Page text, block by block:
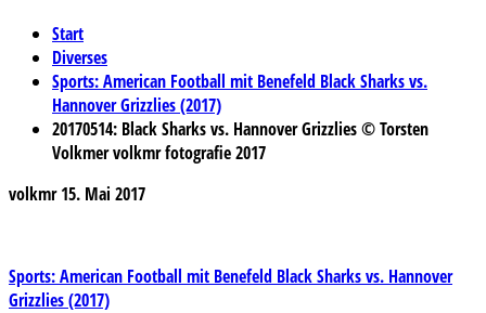
Start
Diverses
Sports: American Football mit Benefeld Black Sharks vs.
Hannover Grizzlies (2017)
20170514: Black Sharks vs. Hannover Grizzlies © Torsten
Volkmer volkmr fotografie 2017
volkmr 15. Mai 2017
Beitragsnavigation
Sports: American Football mit Benefeld Black Sharks vs. Hannover
Grizzlies (2017)